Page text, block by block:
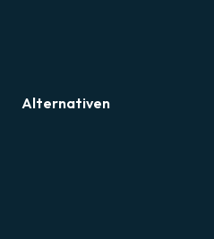
Alternativen